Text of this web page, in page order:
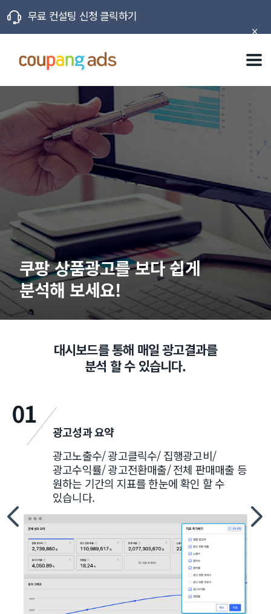
무료 컨설팅 신청 클릭하기
X
쿠팡 상품광고를 보다 쉽게
분석해 보세요!
대시보드를 통해 매일 광고결과를
분석 할 수 있습니다.
광고성과 요약
광고노출수/ 광고클릭수/ 집행광고비/
광고수익률/ 광고전환매출/ 전체 판매매출 등
원하는 기간의 지표를 한눈에 확인 할 수
있습니다.